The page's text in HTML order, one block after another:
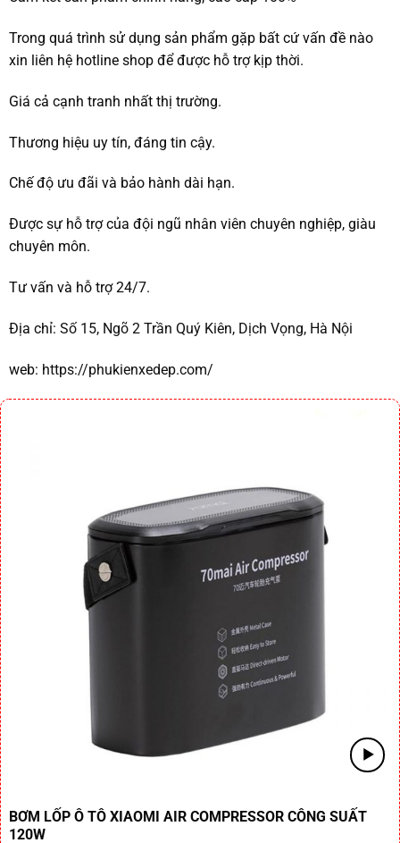
Trong quá trình sử dụng sản phẩm gặp bất cứ vấn đề nào
xin liên hệ hotline shop để được hỗ trợ kịp thời.
Giá cả cạnh tranh nhất thị trường.
Thương hiệu uy tín, đáng tin cậy.
Chế độ ưu đãi và bảo hành dài hạn.
Được sự hỗ trợ của đội ngũ nhân viên chuyên nghiệp, giàu
chuyên môn.
Tư vấn và hỗ trợ 24/7.
Địa chỉ: Số 15, Ngõ 2 Trần Quý Kiên, Dịch Vọng, Hà Nội
web: https://phukienxedep.com/
BƠM LỐP Ô TÔ XIAOMI AIR COMPRESSOR CÔNG SUẤT
120W